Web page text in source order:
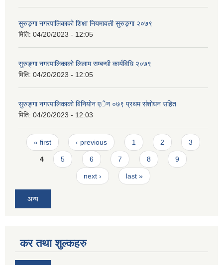
सुरुङ्गा नगरपालिकाको शिक्षा नियमावली सुरुङ्गा २०७९
मिति: 04/20/2023 - 12:05
सुरुङ्गा नगरपालिकाको लिलाम सम्बन्धी कार्यविधि २०७९
मिति: 04/20/2023 - 12:05
सुरुङ्गा नगरपालिकाको बिनियोन एेन ०७९ प्रथम संशोधन सहित
मिति: 04/20/2023 - 12:03
Pages
« first ‹ previous 1 2 3
4 5 6 7 8 9
next › last »
अन्य
कर तथा शुल्कहरु